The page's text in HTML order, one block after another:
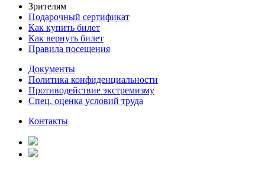
Зрителям
Подарочный сертификат
Как купить билет
Как вернуть билет
Правила посещения
Документы
Политика конфиденциальности
Противодействие экстремизму
Спец. оценка условий труда
Контакты